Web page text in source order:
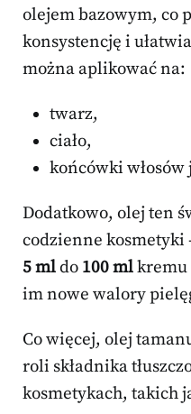
olejem bazowym, co
konsystencję i
można aplikować na:
twarz,
ciało,
końcówki
Dodatkowo, olej ten
codzienne kosmetyki
5 mldo 100 mlkremu
im nowe walory
Co więcej, olej
roli składnika
kosmetykach, takich